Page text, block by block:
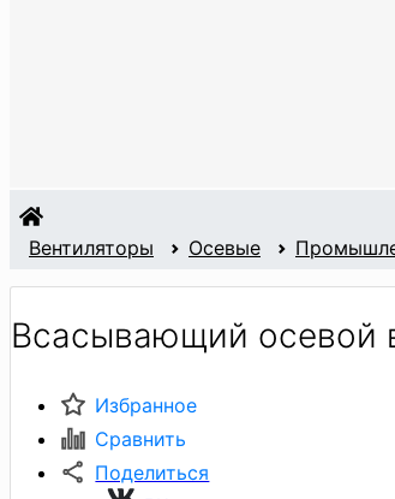
Вентиляторы Осевые
Всасывающий осевой
Избранное
Сравнить
Поделиться